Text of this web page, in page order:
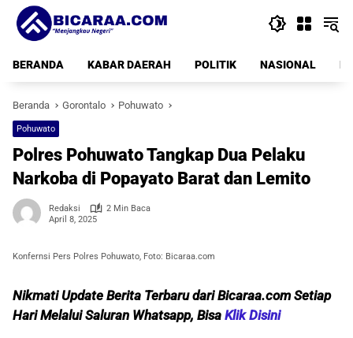
Langsung
konten
BERANDA
KABAR DAERAH POLITIK NASIONAL
Beranda Gorontalo Pohuwato
Pohuwato
Polres Pohuwato Tangkap Dua Pelaku
Narkoba di Popayato Barat dan Lemito
Redaksi
2 Min Baca
April 8, 2025
Konfernsi Pers Polres Pohuwato, Foto: Bicaraa.com
Nikmati Update Berita Terbaru dari Bicaraa.com Setiap
Hari Melalui Saluran Whatsapp, Bisa Klik Disini